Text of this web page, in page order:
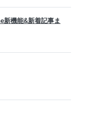
新機能&新着記事ま